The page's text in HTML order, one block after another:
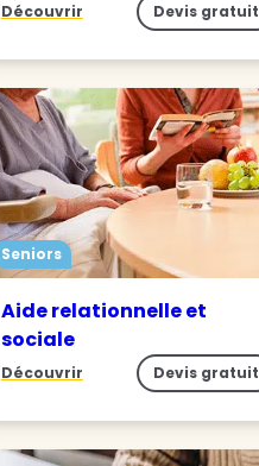
Découvrir Devis gratuit
Seniors
Aide relationnelle et
sociale
Découvrir Devis gratuit